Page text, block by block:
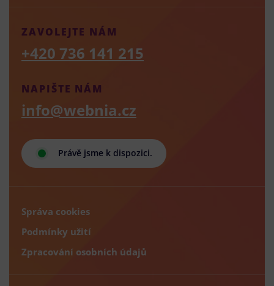
Právě jsme k dispozici.
NAPIŠTE NÁM
info@webnia.cz
ZAVOLEJTE NÁM
+420 736 141 215
Správa cookies
Podmínky užití
Zpracování osobních údajů